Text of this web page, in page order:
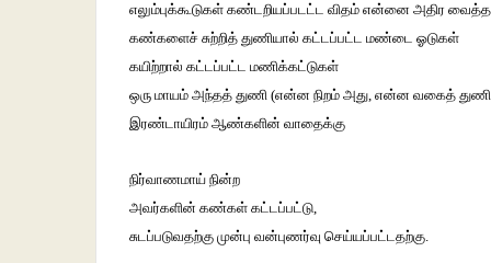
எலும்புக்கூடுகள் கண்டறியப்படட்ட விதம் என்னை அதிர
கண்களைச் சுற்றித் துணியால் கட்டப்பட்ட மண்டை ஓடுகள்
கயிற்றால் கட்டப்பட்ட மணிக்கட்டுகள்
ஒரு மாயம் அந்தத் துணி (என்ன நிறம் அது, என்ன வகைத் துணி?)
இரண்டாயிரம் ஆண்களின் வாதைக்கு
நிர்வாணமாய் நின்ற
அவர்களின் கண்கள் கட்டப்பட்டு,
சுடப்படுவதற்கு முன்பு வன்புணர்வு செய்யப்பட்டதற்கு.